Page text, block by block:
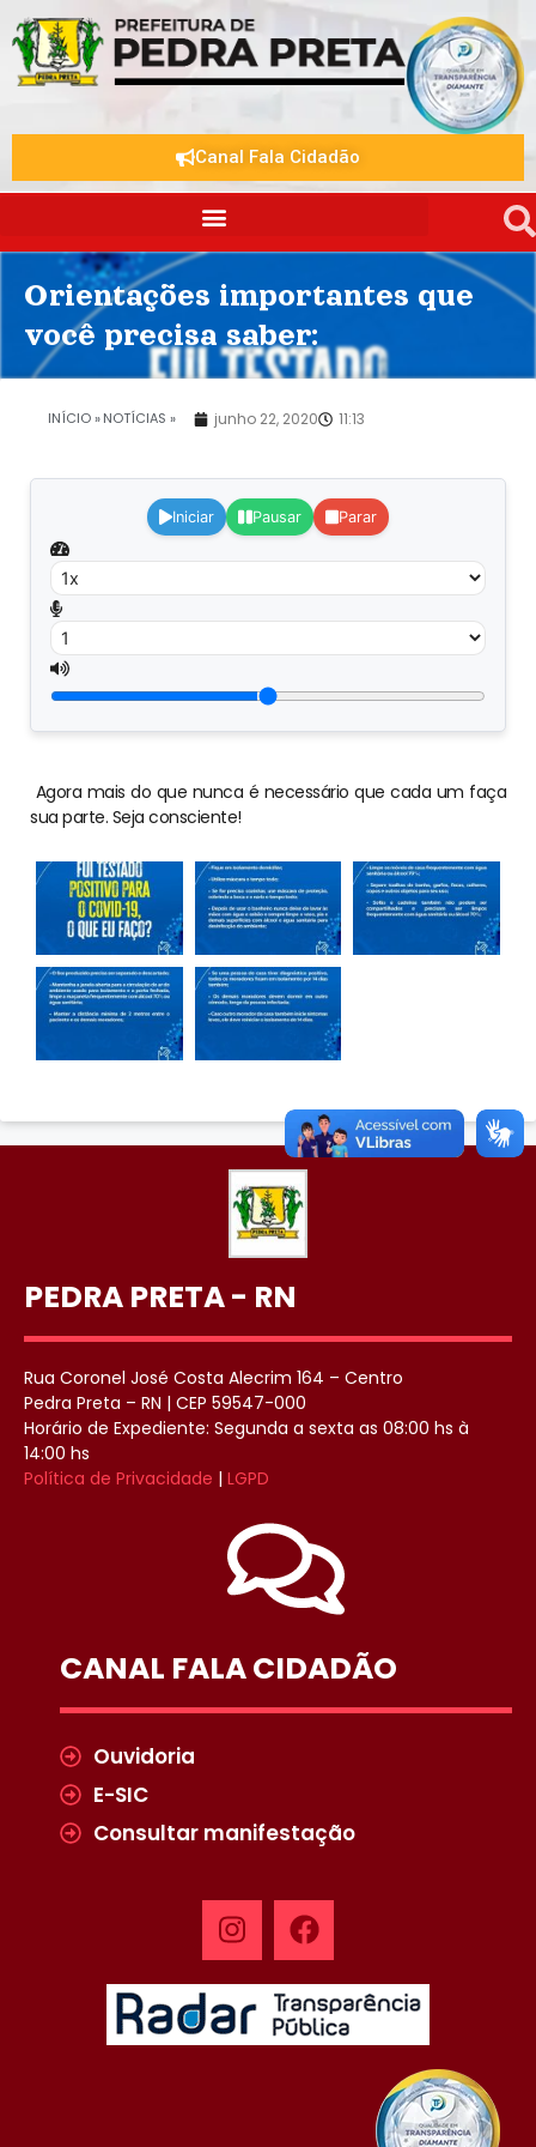
Canal Fala Cidadão
Orientações importantes que
você precisa saber:
junho 22, 2020 11:13
INÍCIO »NOTÍCIAS »
Iniciar Pausar Parar
Agora mais do que nunca é necessário que cada um faça
sua parte. Seja consciente!
PEDRA PRETA - RN
Rua Coronel José Costa Alecrim 164 – Centro
Pedra Preta – RN | CEP 59547-000
Horário de Expediente: Segunda a sexta as 08:00 hs à
14:00 hs
Política de Privacidade | LGPD
CANAL FALA CIDADÃO
Ouvidoria
E-SIC
Consultar manifestação